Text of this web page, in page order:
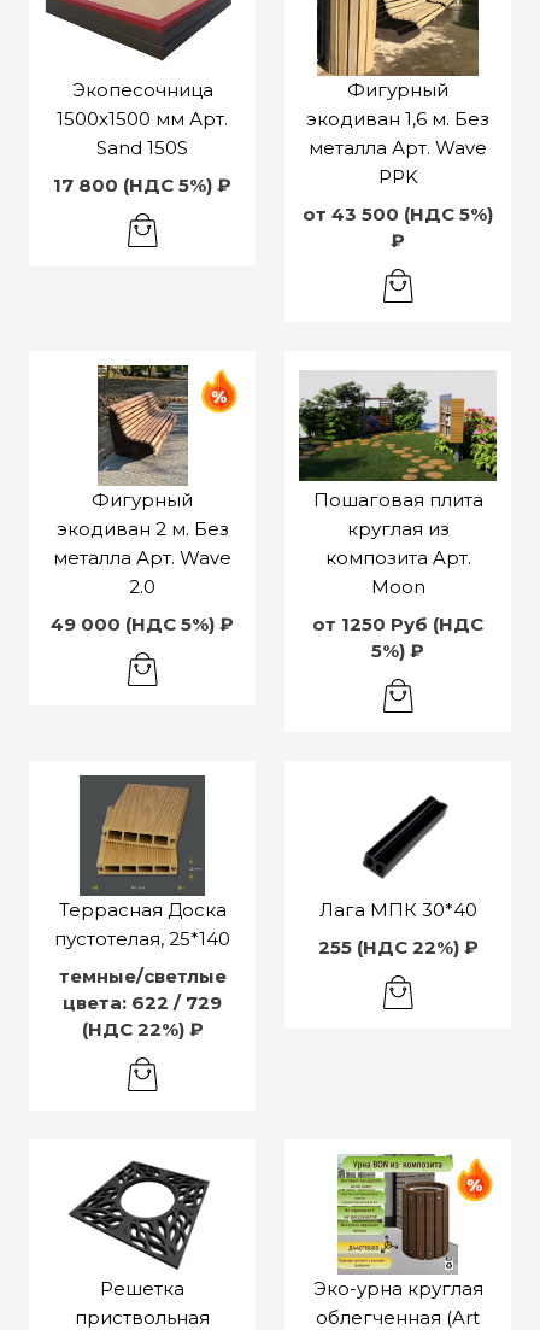
Экопесочница
1500х1500 мм Арт.
Sand 150S
17 800 (НДС 5%) ₽
Фигурный
экодиван 1,6 м. Без
металла Арт. Wave
PPK
от 43 500 (НДС 5%)
₽
Фигурный
экодиван 2 м. Без
металла Арт. Wave
2.0
49 000 (НДС 5%) ₽
Пошаговая плита
круглая из
композита Aрт.
Moon
от 1250 Руб (НДС
5%) ₽
Террасная Доска
пустотелая, 25*140
темные/светлые
цвета: 622 / 729
(НДС 22%) ₽
Лага МПК 30*40
255 (НДС 22%) ₽
Решетка
приствольная
Эко-урна круглая
облегченная (Art